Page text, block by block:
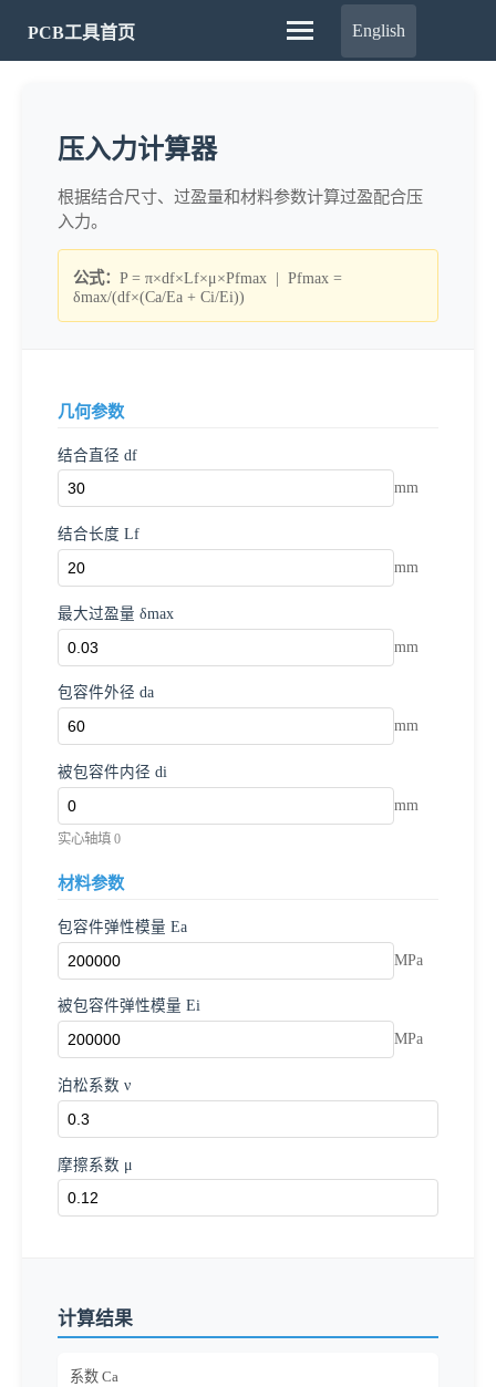
PCB工具首页 English
压入力计算器
根据结合尺寸、过盈量和材料参数计算过盈配合压
入力。
公式： P = π×df×Lf×μ×Pfmax | Pfmax =
δmax/(df×(Ca/Ea + Ci/Ei))
几何参数
结合直径 df
mm
结合长度 Lf
mm
最大过盈量 δmax
mm
包容件外径 da
mm
被包容件内径 di
mm
实心轴填 0
材料参数
包容件弹性模量 Ea
MPa
被包容件弹性模量 Ei
MPa
泊松系数 ν
摩擦系数 μ
计算结果
系数 Ca